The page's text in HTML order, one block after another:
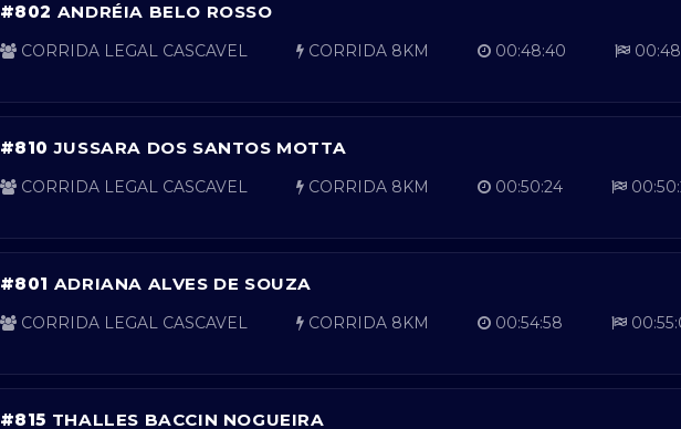
#802 ANDRÉIA BELO ROSSO
CORRIDA LEGAL CASCAVEL CORRIDA 8KM 00:48:40
#810JUSSARA DOS SANTOS MOTTA
CORRIDA LEGAL CASCAVEL CORRIDA 8KM 00:50:24
#801 ADRIANA ALVES DE SOUZA
CORRIDA LEGAL CASCAVEL CORRIDA 8KM 00:54:58
#815 THALLES BACCIN NOGUEIRA